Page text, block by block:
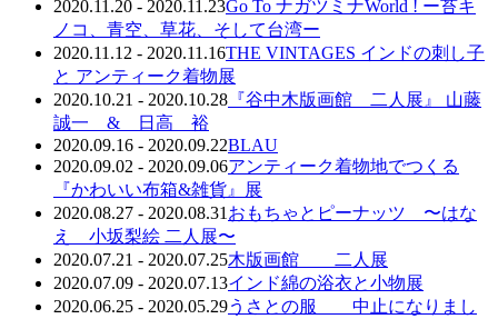
2020.11.20 - 2020.11.23Go To ナガツミナWorld ! ー苔キ
ノコ、青空、草花、そして台湾ー
2020.11.12 - 2020.11.16THE VINTAGES インドの刺し子
と アンティーク着物展
2020.10.21 - 2020.10.28 『谷中木版画館 二人展』 山藤
誠一 & 日高 裕
2020.09.16 - 2020.09.22BLAU
2020.09.02 - 2020.09.06アンティーク着物地でつくる
『かわいい布箱&雑貨』展
2020.08.27 - 2020.08.31 おもちゃとピーナッツ 〜はな
え 小坂梨絵 二人展〜
2020.07.21 - 2020.07.25木版画館 二人展
2020.07.09 - 2020.07.13インド綿の浴衣と小物展
2020.06.25 - 2020.05.29うさとの服 中止になりまし